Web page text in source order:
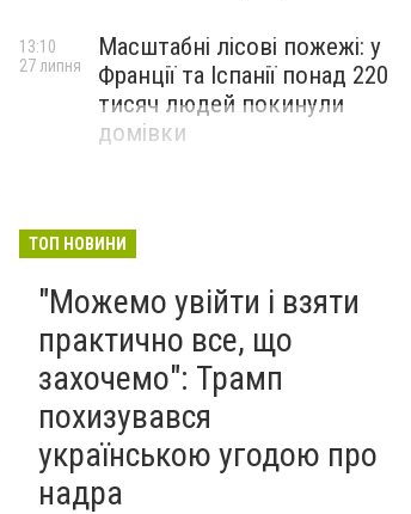
Масштабні лісові пожежі: у
Франції та Іспанії понад 220
тисяч людей покинули
домівки
13:10
27 липня
ТОП НОВИНИ
"Можемо увійти і взяти
практично все, що
захочемо": Трамп
похизувався
українською угодою про
надра